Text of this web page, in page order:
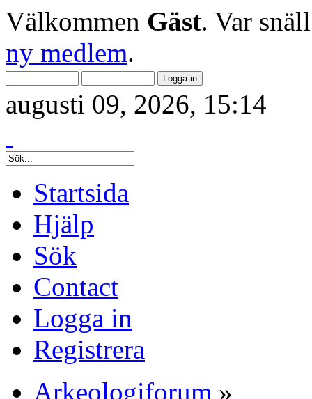
Välkommen Gäst. Var
ny medlem.
augusti 09, 2026, 15:14
Startsida
Hjälp
Sök
Contact
Logga in
Registrera
Arkeologiforum »